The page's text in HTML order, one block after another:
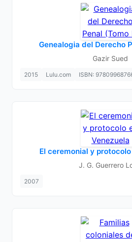
Genealogia del Derecho
Gazir Sued
2015 Lulu.com ISBN:
El ceremonial y
J. G. Guerrero
2007